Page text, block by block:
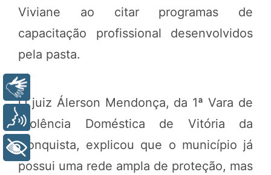
Viviane ao citar programas de
capacitação profissional desenvolvidos
pela pasta.
O juiz Álerson Mendonça, da 1ª Vara de
Violência Doméstica de Vitória da
Conquista, explicou que o município já
possui uma rede ampla de proteção, mas
Voz
+ Acessibilidade